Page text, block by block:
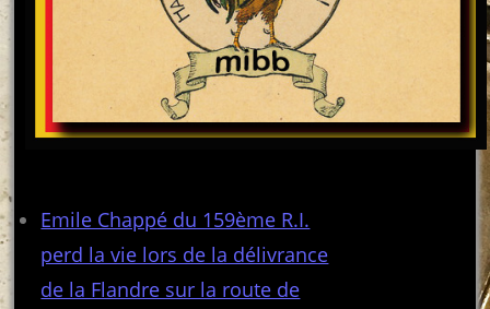
Emile Chappé du 159ème R.I.
perd la vie lors de la délivrance
de la Flandre sur la route de